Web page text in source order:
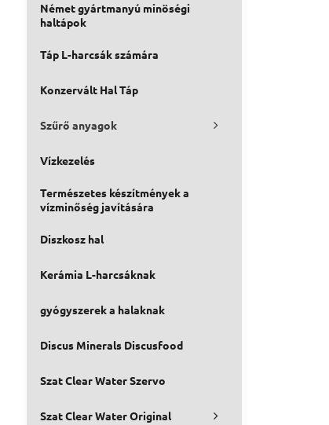
Német gyártmanyú minöségi
haltápok
Táp L-harcsák számára
Konzervált Hal Táp
Szűrő anyagok
Vízkezelés
Természetes készítmények a
vízminőség javítására
Diszkosz hal
Kerámia L-harcsáknak
gyógyszerek a halaknak
Discus Minerals Discusfood
Szat Clear Water Szervo
Szat Clear Water Original